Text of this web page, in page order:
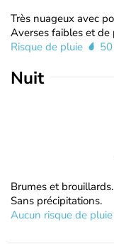
Très nuageux avec
Averses faibles et de
Risque de pluie
Nuit
Brumes et brouillards.
Sans précipitations.
Aucun risque de pluie